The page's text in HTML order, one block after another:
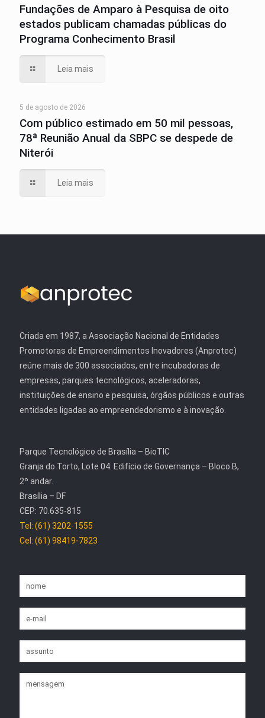
Fundações de Amparo à Pesquisa de oito
estados publicam chamadas públicas do
Programa Conhecimento Brasil
Leia mais
5 de agosto de 2026
Com público estimado em 50 mil pessoas,
78ª Reunião Anual da SBPC se despede de
Niterói
Leia mais
Criada em 1987, a Associação Nacional de Entidades
Promotoras de Empreendimentos Inovadores (Anprotec)
reúne mais de 300 associados, entre incubadoras de
empresas, parques tecnológicos, aceleradoras,
instituições de ensino e pesquisa, órgãos públicos e outras
entidades ligadas ao empreendedorismo e à inovação.
Parque Tecnológico de Brasília – BioTIC
Granja do Torto, Lote 04. Edifício de Governança – Bloco B,
2º andar.
Brasília – DF
CEP: 70.635-815
Tel: (61) 3202-1555
Cel: (61) 98419-7823